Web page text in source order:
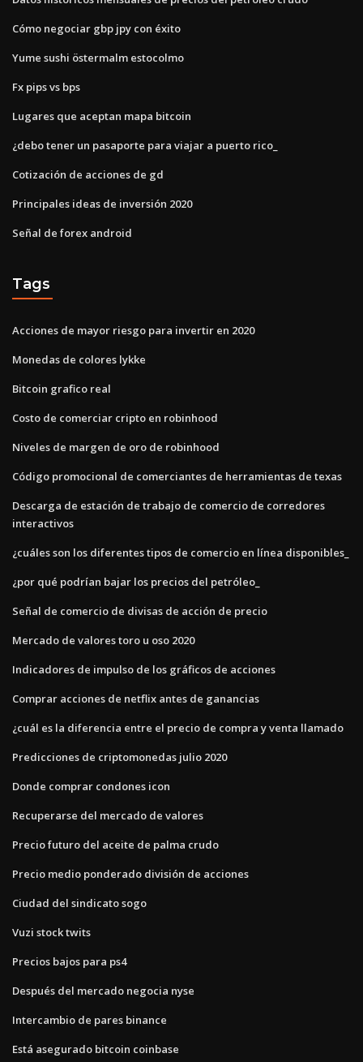
Cómo negociar gbp jpy con éxito
Yume sushi östermalm estocolmo
Fx pips vs bps
Lugares que aceptan mapa bitcoin
¿debo tener un pasaporte para viajar a puerto rico_
Cotización de acciones de gd
Principales ideas de inversión 2020
Señal de forex android
Tags
Acciones de mayor riesgo para invertir en 2020
Monedas de colores lykke
Bitcoin grafico real
Costo de comerciar cripto en robinhood
Niveles de margen de oro de robinhood
Código promocional de comerciantes de herramientas de texas
Descarga de estación de trabajo de comercio de corredores
interactivos
¿cuáles son los diferentes tipos de comercio en línea disponibles_
¿por qué podrían bajar los precios del petróleo_
Señal de comercio de divisas de acción de precio
Mercado de valores toro u oso 2020
Indicadores de impulso de los gráficos de acciones
Comprar acciones de netflix antes de ganancias
¿cuál es la diferencia entre el precio de compra y venta llamado
Predicciones de criptomonedas julio 2020
Donde comprar condones icon
Recuperarse del mercado de valores
Precio futuro del aceite de palma crudo
Precio medio ponderado división de acciones
Ciudad del sindicato sogo
Vuzi stock twits
Precios bajos para ps4
Después del mercado negocia nyse
Intercambio de pares binance
Está asegurado bitcoin coinbase